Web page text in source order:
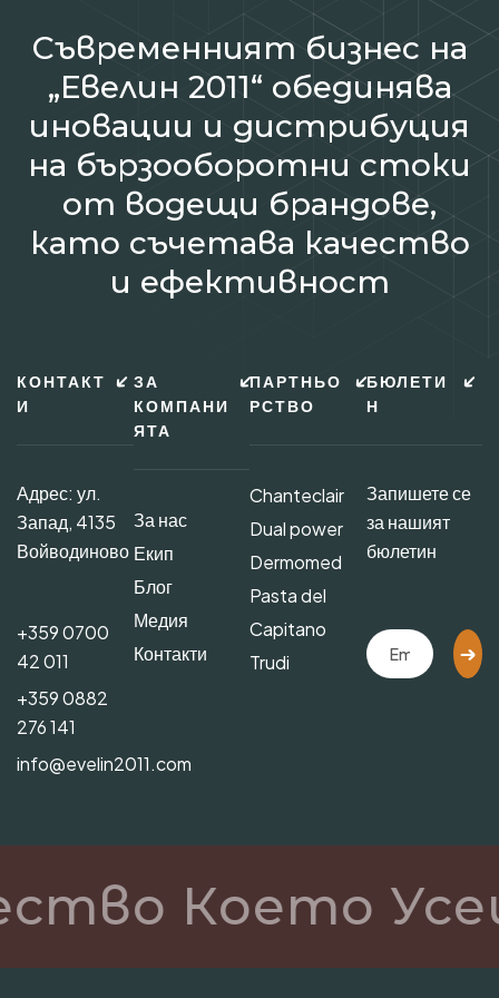
Съвременният бизнес на
„Евелин 2011“ обединява
иновации и дистрибуция
на бързооборотни стоки
от водещи брандове,
като съчетава качество
и ефективност
КОНТАКТ
И
Адрес: ул.
Запад, 4135
Войводиново
+359 0700
42 011
+359 0882
276 141
info@evelin2011.com
ЗА
КОМПАНИ
ЯТА
За нас
Екип
Блог
Медия
Контакти
ПАРТНЬО
РСТВО
Chanteclair
Dual power
Dermomed
Pasta del
Capitano
Trudi
БЮЛЕТИ
Н
Запишете се
за нашият
бюлетин
Което